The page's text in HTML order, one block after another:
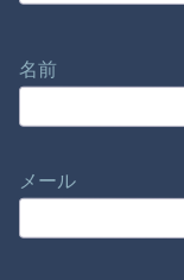
名前
メール